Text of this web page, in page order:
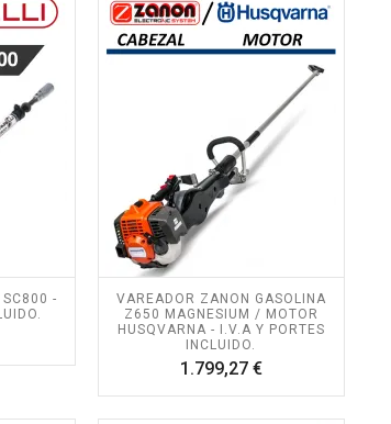
SC800 -
VAREADOR ZANON GASOLINA
Z650 MAGNESIUM / MOTOR
HUSQVARNA - I.V.A Y PORTES
INCLUIDO.
1.799,27 €Precio